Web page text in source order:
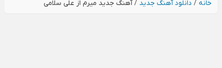
خانه/ دانلود آهنگ جدید /آهنگ جدید میرم از علی سلامی